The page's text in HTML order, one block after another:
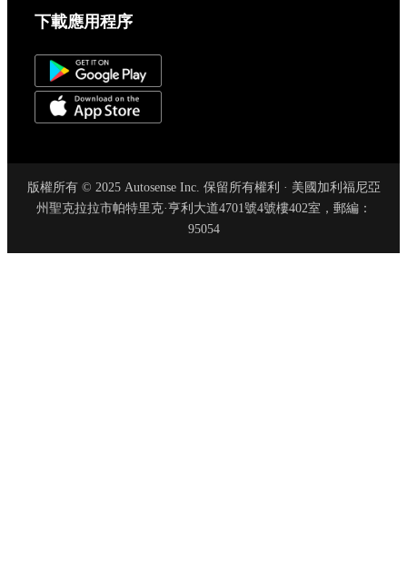
下載應用程序
版權所有 © 2025 Autosense Inc. 保留所有權利 · 美國加利福尼亞
州聖克拉拉市帕特里克·亨利大道4701號4號樓402室，郵編：
95054